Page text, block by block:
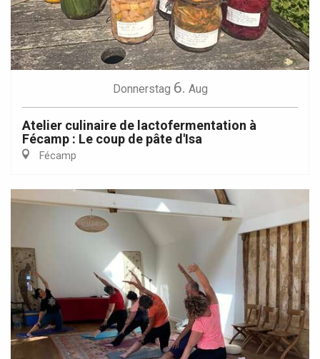
Donnerstag 6. Aug
Atelier culinaire de lactofermentation à
Fécamp : Le coup de pâte d'Isa
Fécamp